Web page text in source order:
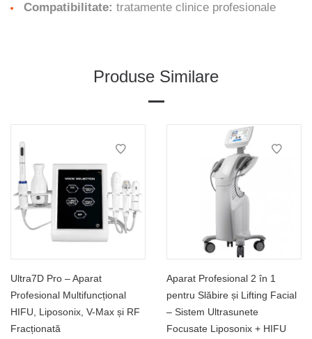
Compatibilitate: tratamente clinice profesionale
Produse Similare
Ultra7D Pro – Aparat
Profesional Multifuncțional
HIFU, Liposonix, V-Max și RF
Fracționată
Aparat Profesional 2 în 1
pentru Slăbire și Lifting Facial
– Sistem Ultrasunete
Focusate Liposonix + HIFU